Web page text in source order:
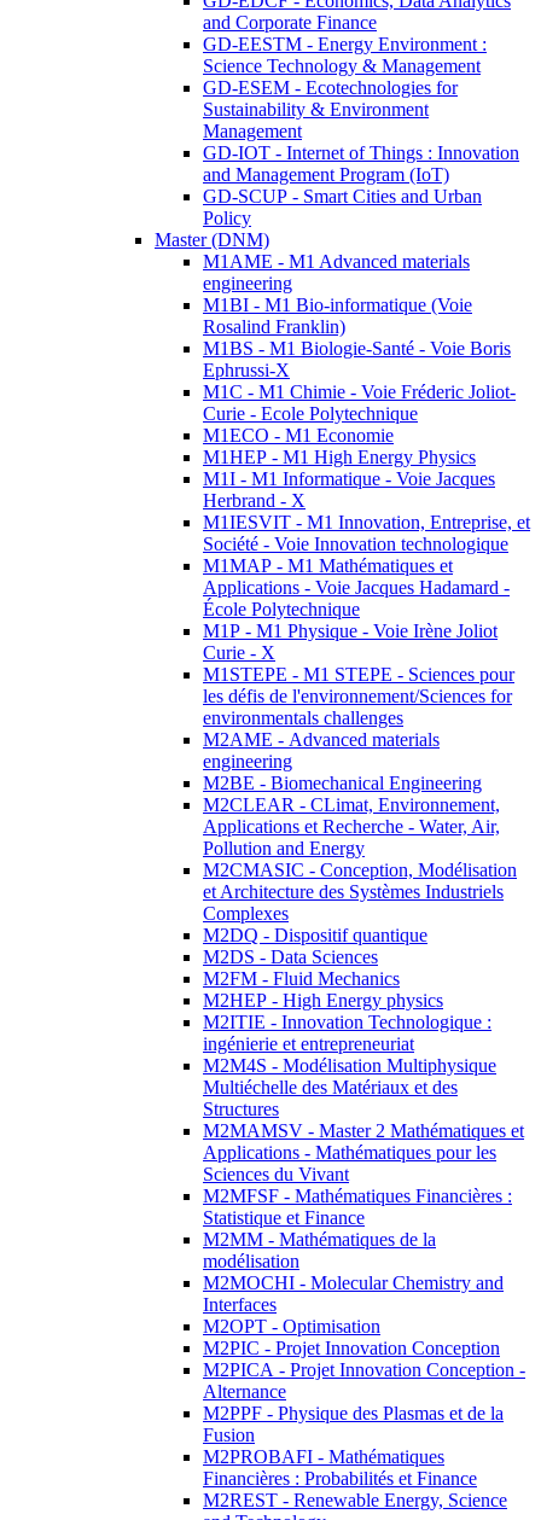
and Corporate Finance
GD-EESTM - Energy Environment :
Science Technology & Management
GD-ESEM - Ecotechnologies for
Sustainability & Environment
Management
GD-IOT - Internet of Things : Innovation
and Management Program (IoT)
GD-SCUP - Smart Cities and Urban
Policy
Master (DNM)
M1AME - M1 Advanced materials
engineering
M1BI - M1 Bio-informatique (Voie
Rosalind Franklin)
M1BS - M1 Biologie-Santé - Voie Boris
Ephrussi-X
M1C - M1 Chimie - Voie Fréderic Joliot-
Curie - Ecole Polytechnique
M1ECO - M1 Economie
M1HEP - M1 High Energy Physics
M1I - M1 Informatique - Voie Jacques
Herbrand - X
M1IESVIT - M1 Innovation, Entreprise, et
Société - Voie Innovation technologique
M1MAP - M1 Mathématiques et
Applications - Voie Jacques Hadamard -
École Polytechnique
M1P - M1 Physique - Voie Irène Joliot
Curie - X
M1STEPE - M1 STEPE - Sciences pour
les défis de l'environnement/Sciences for
environmentals challenges
M2AME - Advanced materials
engineering
M2BE - Biomechanical Engineering
M2CLEAR - CLimat, Environnement,
Applications et Recherche - Water, Air,
Pollution and Energy
M2CMASIC - Conception, Modélisation
et Architecture des Systèmes Industriels
Complexes
M2DQ - Dispositif quantique
M2DS - Data Sciences
M2FM - Fluid Mechanics
M2HEP - High Energy physics
M2ITIE - Innovation Technologique :
ingénierie et entrepreneuriat
M2M4S - Modélisation Multiphysique
Multiéchelle des Matériaux et des
Structures
M2MAMSV - Master 2 Mathématiques et
Applications - Mathématiques pour les
Sciences du Vivant
M2MFSF - Mathématiques Financières :
Statistique et Finance
M2MM - Mathématiques de la
modélisation
M2MOCHI - Molecular Chemistry and
Interfaces
M2OPT - Optimisation
M2PIC - Projet Innovation Conception
M2PICA - Projet Innovation Conception -
Alternance
M2PPF - Physique des Plasmas et de la
Fusion
M2PROBAFI - Mathématiques
Financières : Probabilités et Finance
M2REST - Renewable Energy, Science